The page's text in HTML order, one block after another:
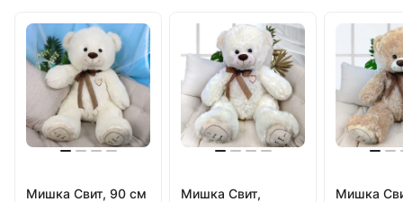
Мишка Свит, 90 см
Мишка Свит,
Мишка